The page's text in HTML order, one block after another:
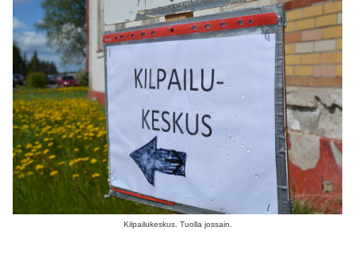
Kilpailukeskus. Tuolla jossain.